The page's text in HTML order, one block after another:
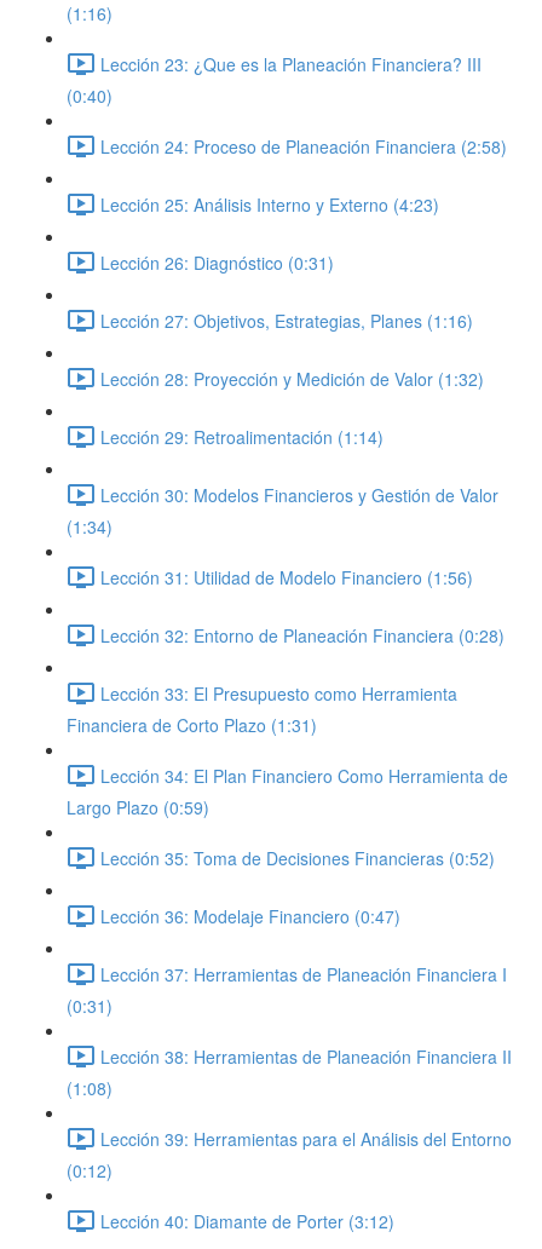
(1:16)
Lección 23: ¿Que es la Planeación Financiera? III
(0:40)
Lección 24: Proceso de Planeación Financiera (2:58)
Lección 25: Análisis Interno y Externo (4:23)
Lección 26: Diagnóstico (0:31)
Lección 27: Objetivos, Estrategias, Planes (1:16)
Lección 28: Proyección y Medición de Valor (1:32)
Lección 29: Retroalimentación (1:14)
Lección 30: Modelos Financieros y Gestión de Valor
(1:34)
Lección 31: Utilidad de Modelo Financiero (1:56)
Lección 32: Entorno de Planeación Financiera (0:28)
Lección 33: El Presupuesto como Herramienta
Financiera de Corto Plazo (1:31)
Lección 34: El Plan Financiero Como Herramienta de
Largo Plazo (0:59)
Lección 35: Toma de Decisiones Financieras (0:52)
Lección 36: Modelaje Financiero (0:47)
Lección 37: Herramientas de Planeación Financiera I
(0:31)
Lección 38: Herramientas de Planeación Financiera II
(1:08)
Lección 39: Herramientas para el Análisis del Entorno
(0:12)
Lección 40: Diamante de Porter (3:12)